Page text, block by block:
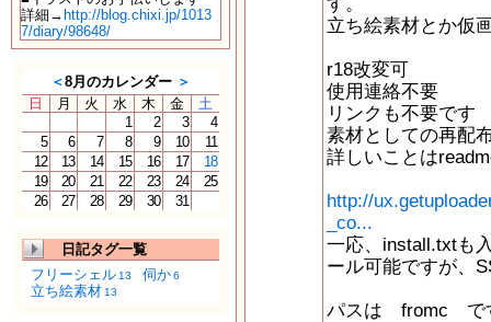
詳細→ http://blog.chixi.jp/1013
7/diary/98648/
＜8月のカレンダー ＞
日
月 火 水 木 金
土
1
2 3
4
5
6 7 8 9 10
11
12
13 14 15 16 17
18
19
20 21 22 23 24
25
26
27 28 29 30 31
日記タグ一覧
フリーシェル 13 伺か6
立ち絵素材 13
立ち絵素材とか仮
r18改変可
使用連絡不要
リンクも不要です
素材としての再配
詳しいことは
http://
_co...
一応、install.txtも
ール可能ですが、
パスは fromc で